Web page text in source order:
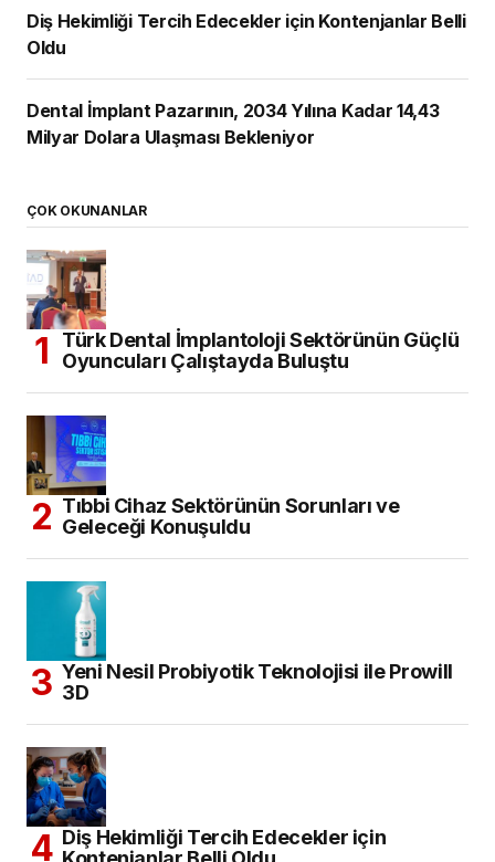
Diş Hekimliği Tercih Edecekler için Kontenjanlar Belli
Oldu
Dental İmplant Pazarının, 2034 Yılına Kadar 14,43
Milyar Dolara Ulaşması Bekleniyor
ÇOK OKUNANLAR
Türk Dental İmplantoloji Sektörünün Güçlü
Oyuncuları Çalıştayda Buluştu
Tıbbi Cihaz Sektörünün Sorunları ve
Geleceği Konuşuldu
Yeni Nesil Probiyotik Teknolojisi ile Prowill
3D
Diş Hekimliği Tercih Edecekler için